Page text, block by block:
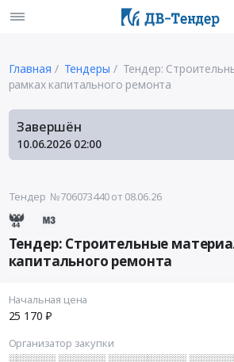
Главная Тендеры
Тендер:
рамках капитального ремонта
Завершён
10.06.2026 02:00
Тендер №706073440от 08.06.26
Тендер: Строительные
капитального ремонта
Начальная цена
25 170 ₽
Организатор закупки